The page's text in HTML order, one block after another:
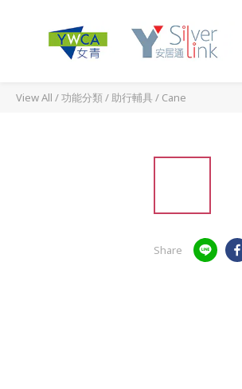
View All /功能分類/助行輔具 / Cane
Share